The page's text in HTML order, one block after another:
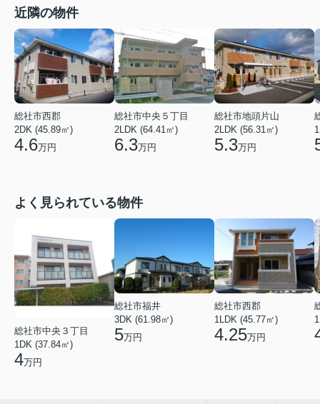
近隣の物件
総社市西郡
2DK (45.89㎡)
4.6万円
総社市中央５丁目
2LDK (64.41㎡)
6.3万円
総社市地頭片山
2LDK (56.31㎡)
5.3万円
よく見られている物件
総社市中央３丁目
1DK (37.84㎡)
4万円
総社市福井
3DK (61.98㎡)
5万円
総社市西郡
1LDK (45.77㎡)
4.25万円